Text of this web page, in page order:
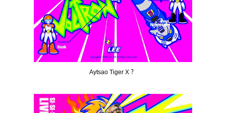
Aytsao Tiger X ？